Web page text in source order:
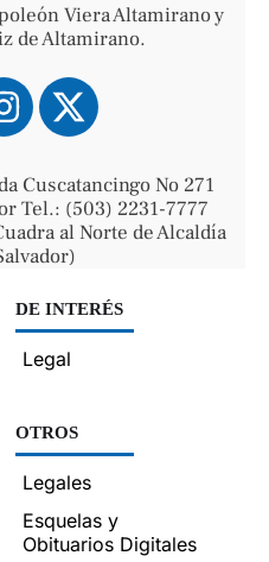
Viera Altamirano y
de Altamirano.
Cuscatancingo No 271
Tel.: (503) 2231-7777
al Norte de Alcaldía
DE INTERÉS
Legal
OTROS
Legales
Esquelas y
Obituarios Digitales